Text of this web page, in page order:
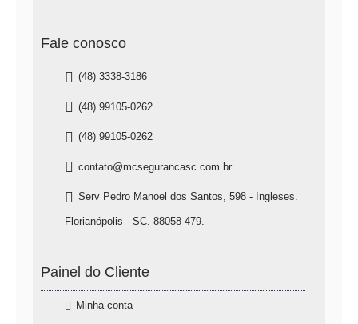
Fale conosco
(48) 3338-3186
(48) 99105-0262
(48) 99105-0262
contato@mcsegurancasc.com.br
Serv Pedro Manoel dos Santos, 598 - Ingleses.
Florianópolis - SC. 88058-479.
Painel do Cliente
Minha conta